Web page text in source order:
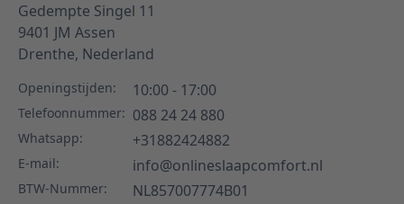
Gedempte Singel 11
9401 JM Assen
Drenthe, Nederland
Openingstijden: 10:00 - 17:00
Telefoonnummer: 088 24 24 880
Whatsapp: +31882424882
E-mail: info@onlineslaapcomfort.nl
BTW-Nummer: NL857007774B01